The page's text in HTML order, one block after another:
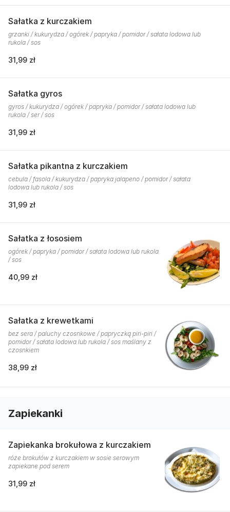
Sałatka z kurczakiem
grzanki / kukurydza / ogórek / papryka / pomidor / sałata lodowa lub
rukola / sos
31,99 zł
Sałatka gyros
gyros / kukurydza / ogórek / papryka / pomidor / sałata lodowa lub
rukola / ser / sos
31,99 zł
Sałatka pikantna z kurczakiem
cebula / fasola / kukurydza / papryka jalapeno / pomidor / sałata
lodowa lub rukola / sos
31,99 zł
Sałatka z łososiem
ogórek / papryka / pomidor / sałata lodowa lub rukola
/ sos
40,99 zł
Sałatka z krewetkami
bez sera / paluchy czosnkowe / papryczką piri-piri /
pomidor / sałata lodowa lub rukola / sos maślany z
czosnkiem
38,99 zł
Zapiekanki
Zapiekanka brokułowa z kurczakiem
róże brokułów z kurczakiem w sosie serowym
zapiekane pod serem
31,99 zł